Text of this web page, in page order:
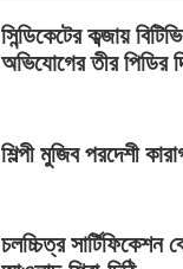
সিন্ডিকেটের কব্জায়
অভিযোগের তীর পিডির
শিল্পী মুজিব পরদেশী
চলচ্চিত্র সার্টিফিকেশন